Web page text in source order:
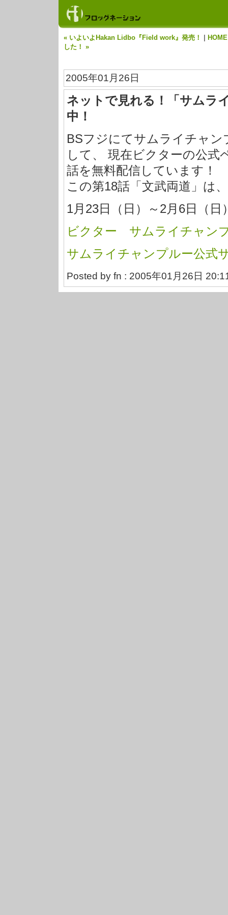
« いよいよHakan Lidbo『Field work』発売！ HOME
した！ »
2005年01月26日
ネットで見れる！「サムラ
中！
BSフジにてサムライチャン
して、 現在ビクターの公
話を無料配信しています！
この第18話「文武両道」は
1月23日（日）～2月6日（
ビクター サムライチャン
サムライチャンプルー公式
Posted by fn : 2005年01月26日